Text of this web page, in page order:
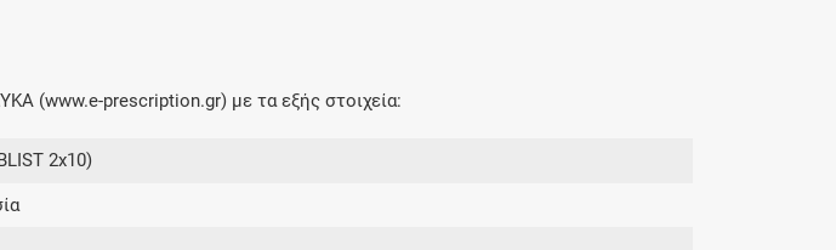
(www.e-prescription.gr) με τα εξής στοιχεία:
2x10)